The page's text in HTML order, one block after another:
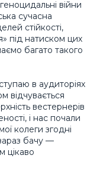
війни
сучасна
стійкості,
під натиском цих
багато такого
в аудиторіях
відчувається
вестернерів
і нас почали
колеги згодні
бачу —
цікаво